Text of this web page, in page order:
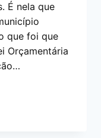
É nela que
que foi que
Orçamentária